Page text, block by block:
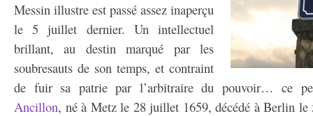
Messin illustre est passé assez inaperçu
le 5 juillet dernier. Un intellectuel
brillant, au destin marqué par les
soubresauts de son temps, et contraint
de fuir sa patrie par l’arbitraire du pouvoir… ce
Ancillon, né à Metz le 28 juillet 1659, décédé à Berlin le